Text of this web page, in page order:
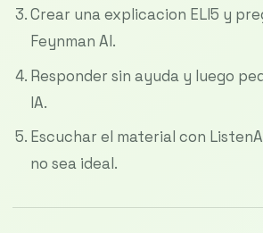
Crear una explicacion ELI5 y
Feynman AI.
Responder sin ayuda y luego
IA.
Escuchar el material con
no sea ideal.